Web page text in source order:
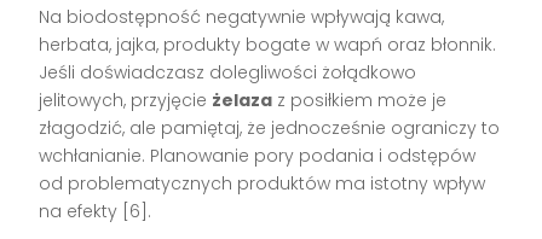
Na biodostępność negatywnie wpływają kawa,
herbata, jajka, produkty bogate w wapń oraz błonnik.
Jeśli doświadczasz dolegliwości żołądkowo
jelitowych, przyjęcie żelaza z posiłkiem może je
złagodzić, ale pamiętaj, że jednocześnie ograniczy to
wchłanianie. Planowanie pory podania i odstępów
od problematycznych produktów ma istotny wpływ
na efekty [6].